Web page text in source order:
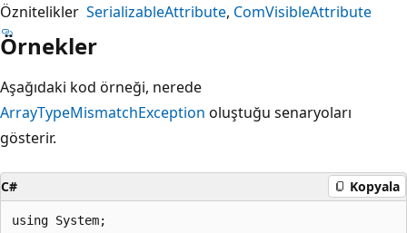
Öznitelikler SerializableAttribute ComVisibleAttribute
Örnekler
Aşağıdaki kod örneği, nerede
ArrayTypeMismatchException oluştuğu senaryoları
gösterir.
C# Kopyala
using System;